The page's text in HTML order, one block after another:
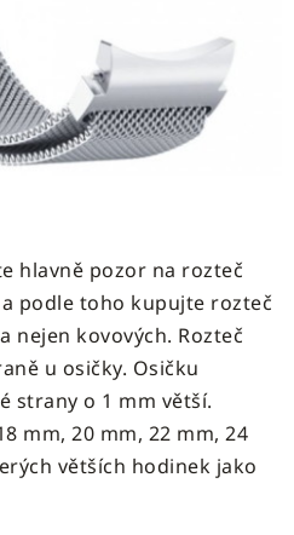
hlavně pozor na rozteč
podle toho kupujte rozteč
nejen kovových. Rozteč
u osičky. Osičku
strany o 1 mm větší.
mm, 20 mm, 22 mm, 24
větších hodinek jako